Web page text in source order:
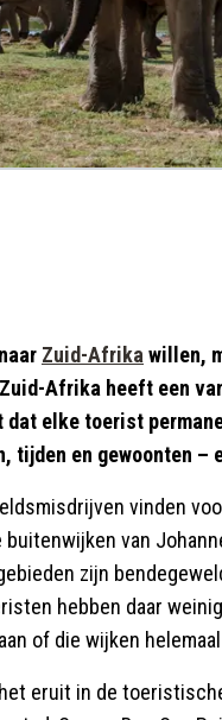
Zuid-Afrikawillen,
Afrika heeft een
dat elke toerist
tijden en gewoonten
vinden
buitenwijken van
zijn
hebben daar
of die wijken
eruit in de